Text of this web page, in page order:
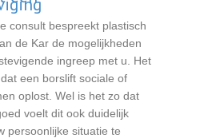
consult bespreekt plastisch
de Kar de mogelijkheden
ingreep met u. Het
een borslift sociale of
oplost. Wel is het zo dat
voelt dit ook duidelijk
persoonlijke situatie te